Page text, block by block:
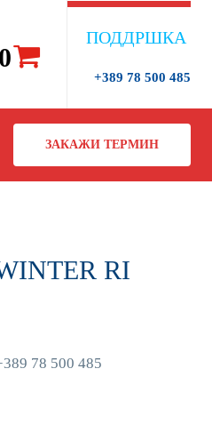
0
ПОДДРШКА
+389 78 500 485
ЗАКАЖИ ТЕРМИН
RI
78 500 485